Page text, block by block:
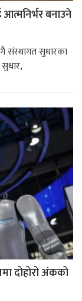
बनाउने
संस्थागत सुधारका
दोहोरो अंकको